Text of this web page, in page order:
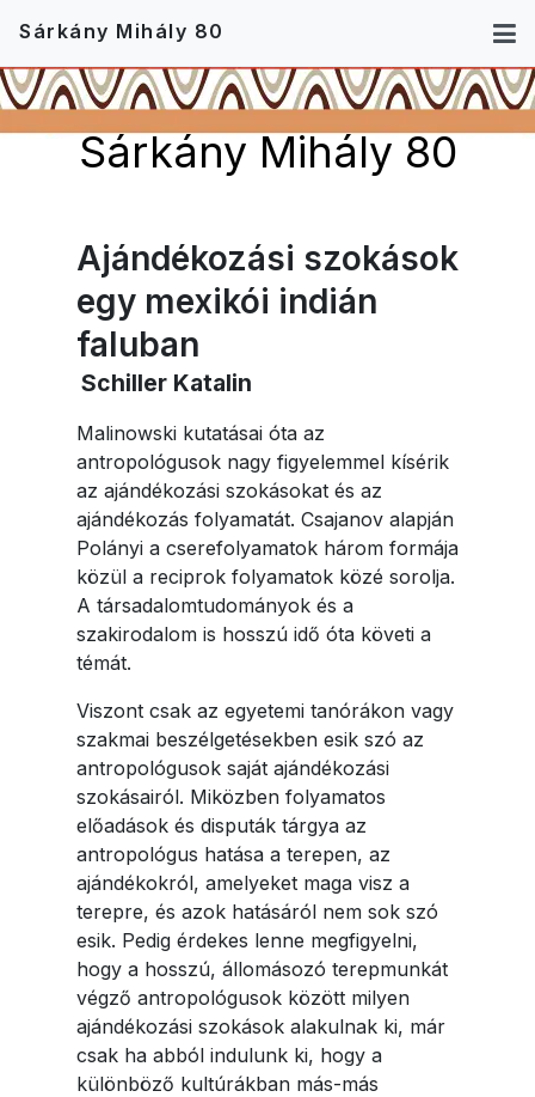
Sárkány Mihály 80
Sárkány Mihály 80
Ajándékozási szokások
egy mexikói indián
faluban
Schiller Katalin
Malinowski kutatásai óta az
antropológusok nagy figyelemmel kísérik
az ajándékozási szokásokat és az
ajándékozás folyamatát. Csajanov alapján
Polányi a cserefolyamatok három formája
közül a reciprok folyamatok közé sorolja.
A társadalomtudományok és a
szakirodalom is hosszú idő óta követi a
témát.
Viszont csak az egyetemi tanórákon vagy
szakmai beszélgetésekben esik szó az
antropológusok saját ajándékozási
szokásairól. Miközben folyamatos
előadások és disputák tárgya az
antropológus hatása a terepen, az
ajándékokról, amelyeket maga visz a
terepre, és azok hatásáról nem sok szó
esik. Pedig érdekes lenne megfigyelni,
hogy a hosszú, állomásozó terepmunkát
végző antropológusok között milyen
ajándékozási szokások alakulnak ki, már
csak ha abból indulunk ki, hogy a
különböző kultúrákban más-más